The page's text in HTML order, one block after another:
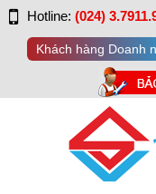
Hotline: (024)
Khách hàng Doanh